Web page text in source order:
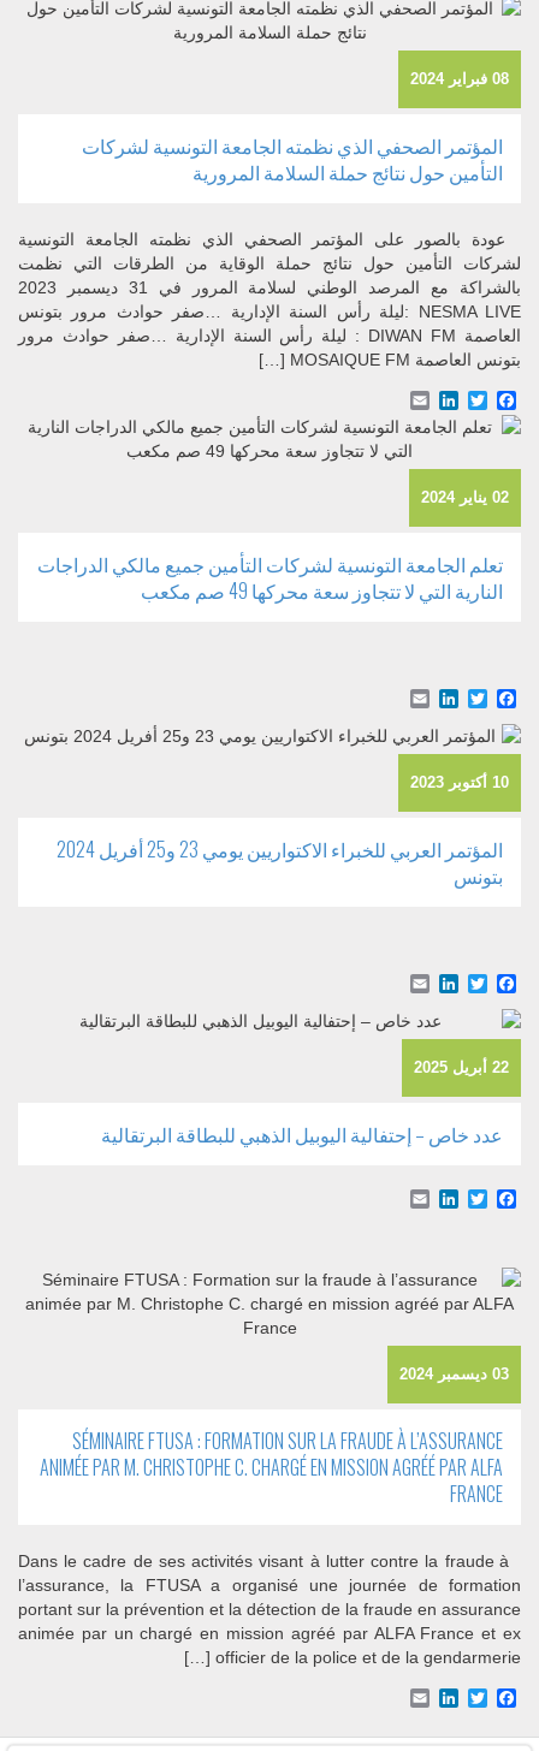
08 فبراير 2024
المؤتمر الصحفي الذي نظمته الجامعة التونسية لشركات
التأمين حول نتائج حملة السلامة المرورية
عودة بالصور على المؤتمر الصحفي الذي نظمته الجامعة التونسية
لشركات التأمين حول نتائج حملة الوقاية من الطرقات التي نظمت
بالشراكة مع المرصد الوطني لسلامة المرور في 31 ديسمبر 2023
NESMA LIVE :ليلة رأس السنة الإدارية …صفر حوادث مرور بتونس
العاصمة DIWAN FM : ليلة رأس السنة الإدارية …صفر حوادث مرور
بتونس العاصمة MOSAIQUE FM […]
Facebook
Twitter
LinkedIn
02 يناير 2024
تعلم الجامعة التونسية لشركات التأمين جميع مالكي الدراجات
النارية التي لا تتجاوز سعة محركها 49 صم مكعب
Facebook
Twitter
LinkedIn
10 أكتوبر 2023
المؤتمر العربي للخبراء الاكتواريين يومي 23 و25 أفريل 2024
بتونس
Facebook
Twitter
LinkedIn
22 أبريل 2025
عدد خاص – إحتفالية اليوبيل الذهبي للبطاقة البرتقالية
Facebook
Twitter
LinkedIn
03 ديسمبر 2024
SÉMINAIRE FTUSA : FORMATION SUR LA FRAUDE À L’ASSURANCE
ANIMÉE PAR M. CHRISTOPHE C. CHARGÉ EN MISSION AGRÉÉ PAR ALFA
FRANCE
Dans le cadre de ses activités visant à lutter contre la fraude à
l’assurance, la FTUSA a organisé une journée de formation
portant sur la prévention et la détection de la fraude en assurance
animée par un chargé en mission agréé par ALFA France et ex
officier de la police et de la gendarmerie […]
Facebook
Twitter
LinkedIn